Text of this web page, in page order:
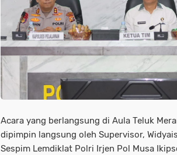
Acara yang berlangsung di Aula Teluk
dipimpin langsung oleh Supervisor,
Sespim Lemdiklat Polri Irjen Pol Musa